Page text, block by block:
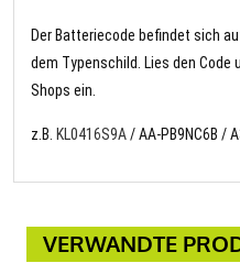
Der Batteriecode befindet sich
dem Typenschild. Lies den Code
Shops ein.
z.B. KL0416S9A/ AA-PB9NC6B /
VERWANDTE